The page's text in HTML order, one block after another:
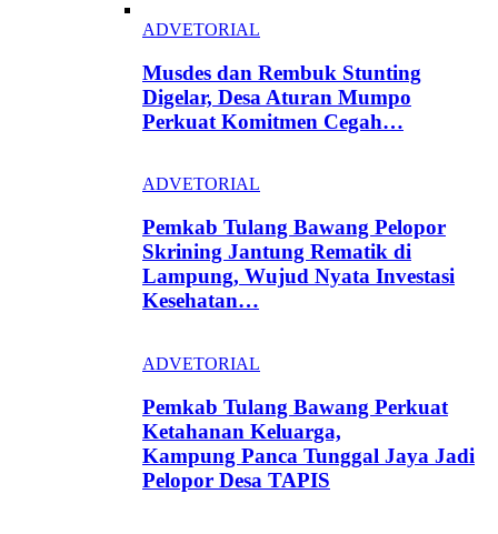
ADVETORIAL
Musdes dan Rembuk Stunting
Digelar, Desa Aturan Mumpo
Perkuat Komitmen Cegah…
ADVETORIAL
Pemkab Tulang Bawang Pelopor
Skrining Jantung Rematik di
Lampung, Wujud Nyata Investasi
Kesehatan…
ADVETORIAL
Pemkab Tulang Bawang Perkuat
Ketahanan Keluarga,
Kampung Panca Tunggal Jaya Jadi
Pelopor Desa TAPIS